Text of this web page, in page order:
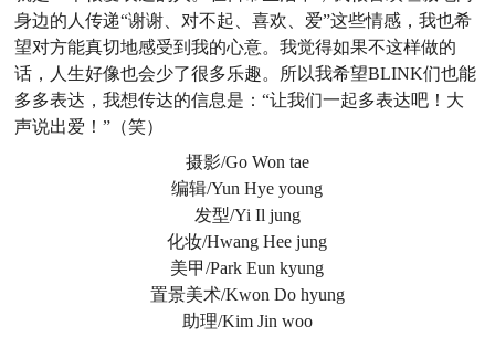
身边的人传递“谢谢、对不起、喜欢、爱”这些情感，我也希
望对方能真切地感受到我的心意。我觉得如果不这样做的
话，人生好像也会少了很多乐趣。所以我希望BLINK们也能
多多表达，我想传达的信息是：“让我们一起多表达吧！大
声说出爱！”（笑）
摄影/Go Won tae
编辑/Yun Hye young
发型/Yi Il jung
化妆/Hwang Hee jung
美甲/Park Eun kyung
置景美术/Kwon Do hyung
助理/Kim Jin woo